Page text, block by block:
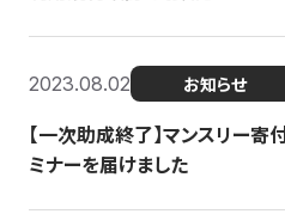
2023.08.02 お知らせ
【一次助成終了】マンスリー
ミナーを届けました